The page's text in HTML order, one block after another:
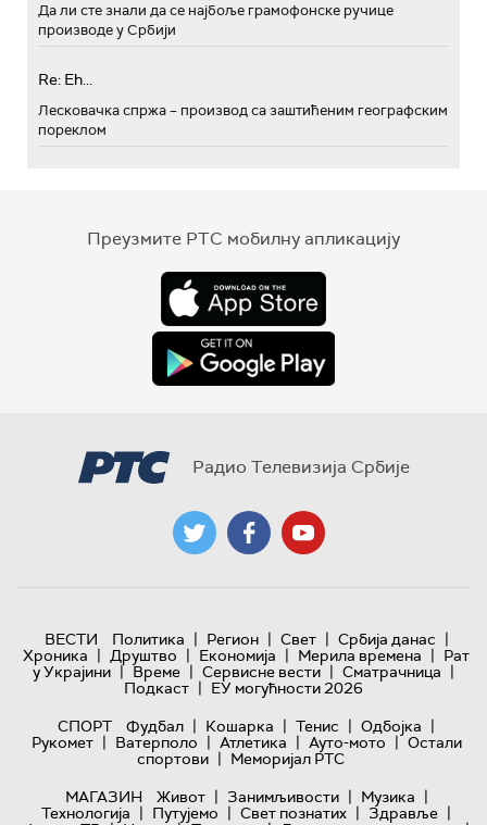
Да ли сте знали да се најбоље грамофонске ручице
производе у Србији
Re: Eh...
Лесковачка спржа – производ са заштићеним географским
пореклом
Преузмите РТС мобилну апликацију
Радио Телевизија Србије
ВЕСТИ Политика | Регион | Свет | Србија данас |
Хроника | Друштво | Економија | Мерила времена | Рат
у Украјини | Време | Сервисне вести | Сматрачница |
Подкаст | ЕУ могућности 2026
СПОРТ
Фудбал | Кошарка | Тенис | Одбојка |
Рукомет | Ватерполо | Атлетика | Ауто-мото | Остали
спортови | Меморијал РТС
МАГАЗИН
Живот | Занимљивости | Музика |
Технологијa | Путујемо | Свет познатих | Здравље |